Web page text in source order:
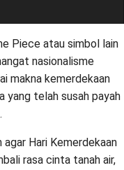
Piece atau simbol lain
nasionalisme
makna kemerdekaan
yang telah susah payah
Hari Kemerdekaan
rasa cinta tanah air,